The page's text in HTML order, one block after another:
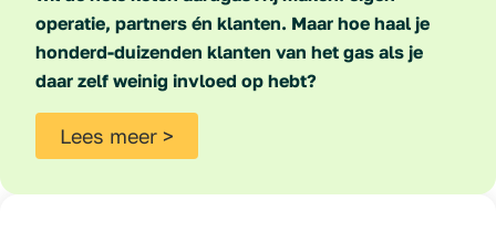
operatie, partners én klanten. Maar hoe haal je
honderd-duizenden klanten van het gas als je
daar zelf weinig invloed op hebt?
Lees meer >